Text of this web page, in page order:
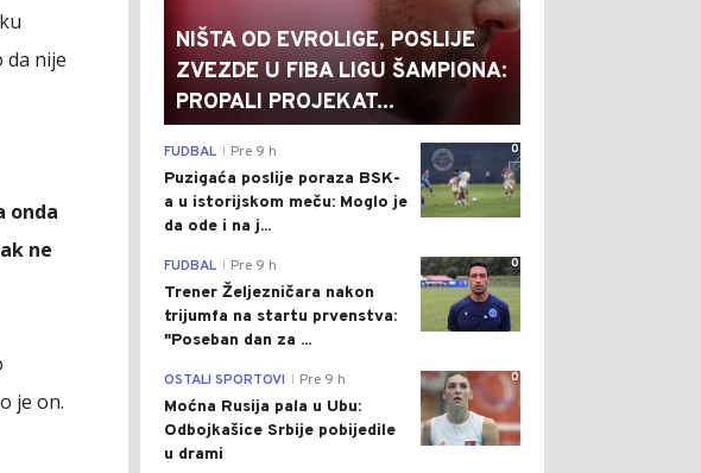
da nije
onda
ne
je on.
NIŠTA OD EVROLIGE, POSLIJE
ZVEZDE U FIBA LIGU ŠAMPIONA:
PROPALI PROJEKAT...
0
FUDBAL Pre 9 h
Puzigaća poslije poraza BSK-
a u istorijskom meču: Moglo je
da ode i na j...
0
FUDBAL Pre 9 h
Trener Željezničara nakon
trijumfa na startu prvenstva:
"Poseban dan za ...
0
OSTALI SPORTOVI Pre 9 h
Moćna Rusija pala u Ubu:
Odbojkašice Srbije pobijedile
u drami